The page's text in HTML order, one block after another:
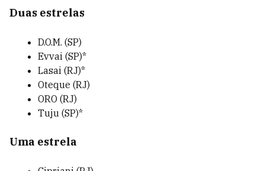
Duas estrelas
D.O.M. (SP)
Evvai (SP)*
Lasai (RJ)*
Oteque (RJ)
ORO (RJ)
Tuju (SP)*
Uma estrela